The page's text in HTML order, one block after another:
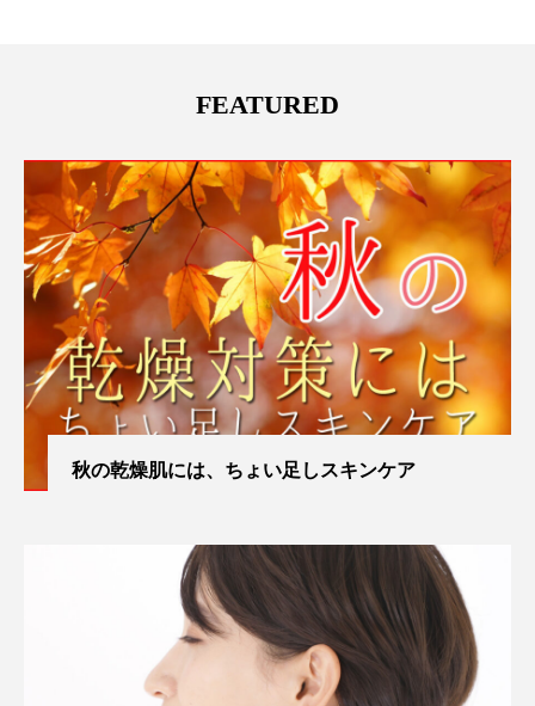
FEATURED
秋の乾燥肌には、ちょい足しスキンケア